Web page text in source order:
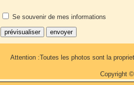
Se souvenir de mes informations
Attention :Toutes les photos sont la
Copyright